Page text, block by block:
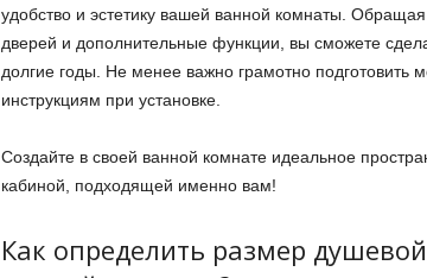
удобство и эстетику вашей ванной комнаты.
дверей и дополнительные функции, вы сможете
долгие годы. Не менее важно грамотно подготовить
инструкциям при установке.
Создайте в своей ванной комнате идеальное
кабиной, подходящей именно вам!
Как определить размер